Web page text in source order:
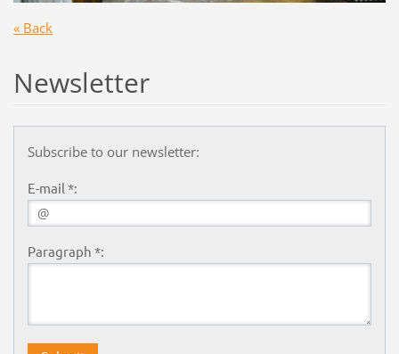
« Back
Newsletter
Subscribe to our newsletter:
E-mail *:
Paragraph *: